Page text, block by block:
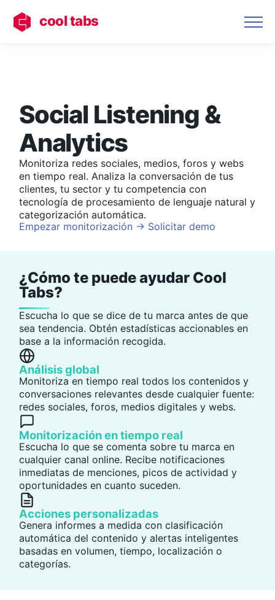
cool tabs
Social Listening &
Analytics
Monitoriza redes sociales, medios, foros y webs
en tiempo real. Analiza la conversación de tus
clientes, tu sector y tu competencia con
tecnología de procesamiento de lenguaje natural y
categorización automática.
Empezar monitorización → Solicitar demo
¿Cómo te puede ayudar Cool
Tabs?
Escucha lo que se dice de tu marca antes de que
sea tendencia. Obtén estadísticas accionables en
base a la información recogida.
Análisis global
Monitoriza en tiempo real todos los contenidos y
conversaciones relevantes desde cualquier fuente:
redes sociales, foros, medios digitales y webs.
Monitorización en tiempo real
Escucha lo que se comenta sobre tu marca en
cualquier canal online. Recibe notificaciones
inmediatas de menciones, picos de actividad y
oportunidades en cuanto suceden.
Acciones personalizadas
Genera informes a medida con clasificación
automática del contenido y alertas inteligentes
basadas en volumen, tiempo, localización o
categorías.